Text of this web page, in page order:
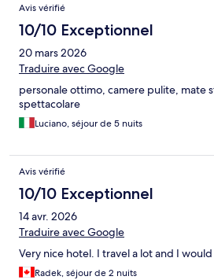
Avis vérifié
10/10 Exceptionnel
20 mars 2026
Traduire avec Google
personale ottimo, camere pulite, mate
spettacolare
Luciano, séjour de 5 nuits
Avis vérifié
10/10 Exceptionnel
14 avr. 2026
Traduire avec Google
Very nice hotel. I travel a lot and I
Radek, séjour de 2 nuits